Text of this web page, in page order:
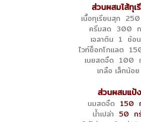
ส่วนผสมไส้ทุเ
เนื้อทุเรียนสุก
ครีมสด 300
เจลาติน 1 ช้อ
ไวท์ช็อกโกแลต
เนยสดจืด 100
เกลือ เล็กน้อย
ส่วนผสมแป้ง
นมสดจืด 150
น้ำเปล่า 50 ก